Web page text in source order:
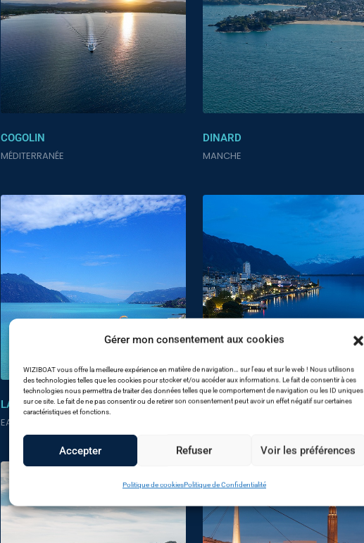
Gérer mon consentement aux cookies
WIZIBOAT vous offre la meilleure expérience en matière de navigation… sur l'eau et sur le web ! Nous utilisons
des technologies telles que les cookies pour stocker et/ou accéder aux informations. Le fait de consentir à ces
technologies nous permettra de traiter des données telles que le comportement de navigation ou les ID uniques
sur ce site. Le fait de ne pas consentir ou de retirer son consentement peut avoir un effet négatif sur certaines
caractéristiques et fonctions.
Accepter Refuser Voir les préférences
Politique de cookiesPolitique de Confidentialité
COGOLIN
MÉDITERRANÉE
DINARD
MANCHE
LAC DU BOURGET AIX-LES-BAINS
EAUX INTÉRIEURES
LAC LÉMAN NERNIER